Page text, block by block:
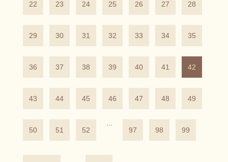
22 23 24 25 26 27 28
29 30 31 32 33 34 35
36 37 38 39 40 41 42
43 44 45 46 47 48 49
50 51 52
...
97
98 99